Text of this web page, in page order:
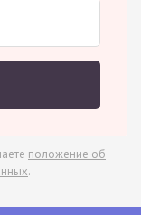
положение об
.